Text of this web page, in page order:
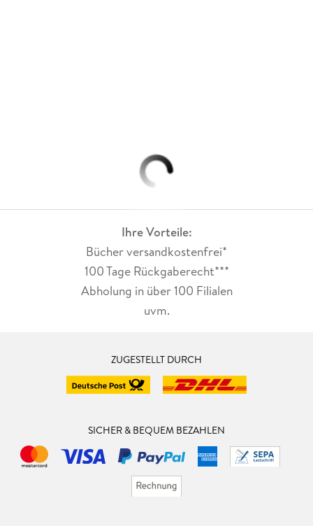
Ihre Vorteile:
Bücher versandkostenfrei*
100 Tage Rückgaberecht***
Abholung in über 100 Filialen
uvm.
ZUGESTELLT DURCH
SICHER & BEQUEM BEZAHLEN